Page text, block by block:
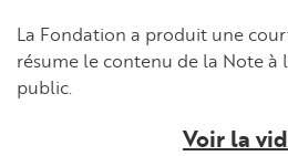
La Fondation a produit une
résume le contenu de la Note à
public.
Voir la